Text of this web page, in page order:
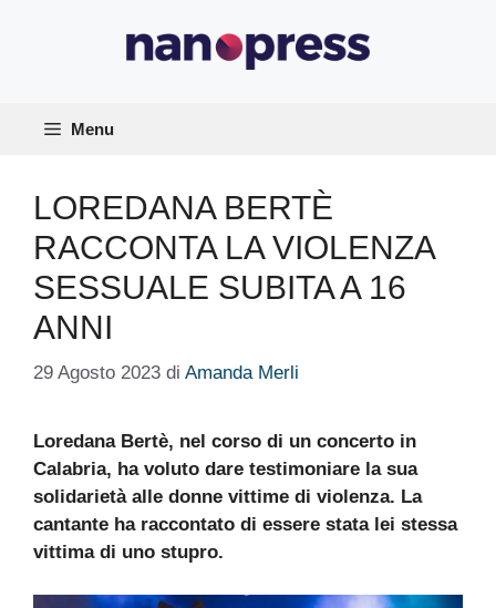
Menu
LOREDANA BERTÈ
RACCONTA LA VIOLENZA
SESSUALE SUBITA A 16
ANNI
29 Agosto 2023 di Amanda Merli
Loredana Bertè, nel corso di un concerto in
Calabria, ha voluto dare testimoniare la sua
solidarietà alle donne vittime di violenza. La
cantante ha raccontato di essere stata lei stessa
vittima di uno stupro.